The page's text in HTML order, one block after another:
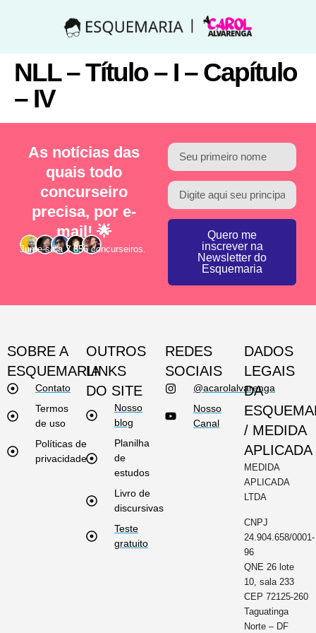
NLL – Título – I – Capítulo
– IV
As notícias das
quais todo
concurseiro
precisa, por e-
mail! 🌟
Junte-se a 2.856 concurseiros.
Quero me
inscrever na
Newsletter do
Esquemaria
SOBRE A
ESQUEMARIA
Contato
Termos
de uso
Políticas de
privacidade
OUTROS
LINKS
DO SITE
Nosso
blog
Planilha
de
estudos
Livro de
discursivas
Teste
gratuito
REDES
SOCIAIS
@acarolalvarenga
Nosso
Canal
DADOS
LEGAIS
DA
/ MEDIDA
APLICADA
MEDIDA
APLICADA
LTDA
CNPJ
24.904.658/0001-
96
QNE 26 lote
10, sala 233
CEP 72125-260
Taguatinga
Norte – DF